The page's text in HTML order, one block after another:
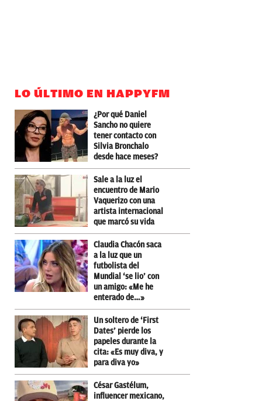
LO ÚLTIMO EN HAPPYFM
¿Por qué Daniel
Sancho no quiere
tener contacto con
Silvia Bronchalo
desde hace meses?
Sale a la luz el
encuentro de Mario
Vaquerizo con una
artista internacional
que marcó su vida
Claudia Chacón saca
a la luz que un
futbolista del
Mundial ‘se lio’ con
un amigo: «Me he
enterado de…»
Un soltero de ‘First
Dates’ pierde los
papeles durante la
cita: «Es muy diva, y
para diva yo»
César Gastélum,
influencer mexicano,